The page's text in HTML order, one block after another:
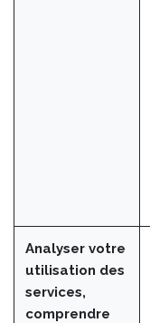
Analyser votre
utilisation des
services,
comprendre